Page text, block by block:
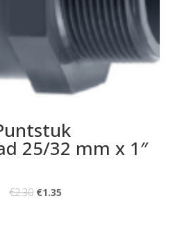
25/32 mm x 1″
€2.30 €1.35